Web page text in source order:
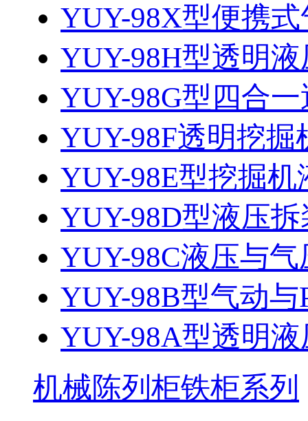
YUY-98X型便携
YUY-98H型透明
YUY-98G型四合
YUY-98F透明挖掘
YUY-98E型挖掘
YUY-98D型液压
YUY-98C液压与
YUY-98B型气动
YUY-98A型透明
机械陈列柜铁柜系列